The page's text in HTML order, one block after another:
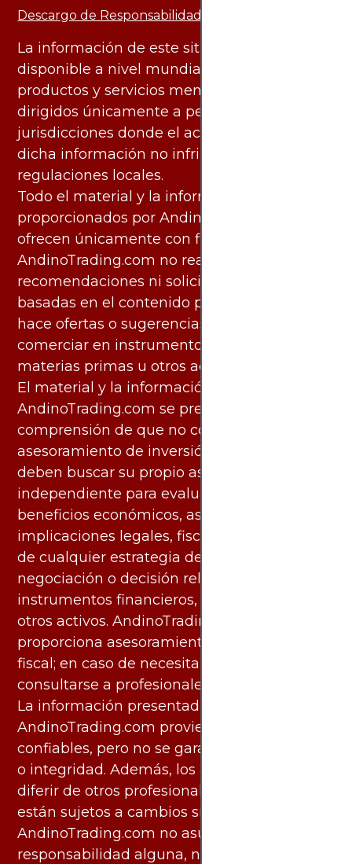
Descargo de Responsabilidad:
La información de este sitio web está
disponible a nivel mundial. Sin embargo, los
productos y servicios mencionados están
dirigidos únicamente a personas en
jurisdicciones donde el acceso y uso de
dicha información no infringe leyes o
regulaciones locales.
Todo el material y la información
proporcionados por AndinoTrading.com se
ofrecen únicamente con fines informativos.
AndinoTrading.com no realiza
recomendaciones ni solicita acciones
basadas en el contenido proporcionado, ni
hace ofertas o sugerencias para invertir o
comerciar en instrumentos financieros,
materias primas u otros activos.
El material y la información disponibles en
AndinoTrading.com se presentan con la
comprensión de que no constituyen
asesoramiento de inversión. Los usuarios
deben buscar su propio asesoramiento
independiente para evaluar los riesgos y
beneficios económicos, así como las
implicaciones legales, fiscales y contables
de cualquier estrategia de inversión,
negociación o decisión relacionada con
instrumentos financieros, materias primas u
otros activos. AndinoTrading.com no
proporciona asesoramiento legal, contable o
fiscal; en caso de necesitarlo, debe
consultarse a profesionales especializados.
La información presentada por
AndinoTrading.com proviene de fuentes
confiables, pero no se garantiza su exactitud
o integridad. Además, los análisis pueden
diferir de otros profesionales calificados y
están sujetos a cambios sin previo aviso.
AndinoTrading.com no asume
responsabilidad alguna, ni deber de